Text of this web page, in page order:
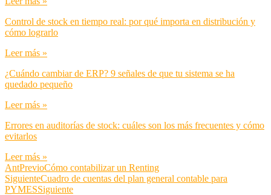
Control de stock en tiempo real: por qué importa en distribución y
cómo lograrlo
Leer más »
¿Cuándo cambiar de ERP? 9 señales de que tu sistema se ha
quedado pequeño
Leer más »
Errores en auditorías de stock: cuáles son los más frecuentes y cómo
evitarlos
Leer más »
AntPrevioCómo contabilizar un Renting
SiguienteCuadro de cuentas del plan general contable para
PYMESSiguiente